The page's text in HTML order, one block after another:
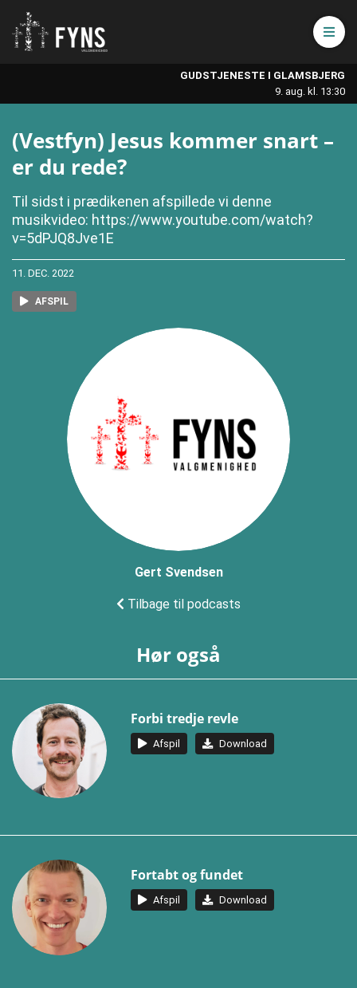
GUDSTJENESTE I GLAMSBJERG
9. aug. kl. 13:30
Åbn
Gert Svendsen
Tilbage til podcasts
(Vestfyn) Jesus kommer snart –
er du rede?
Til sidst i prædikenen afspillede vi denne
musikvideo: https://www.youtube.com/watch?
v=5dPJQ8Jve1E
11. DEC. 2022
AFSPIL
Hør også
Forbi tredje revle
Afspil Download
Fortabt og fundet
Afspil Download